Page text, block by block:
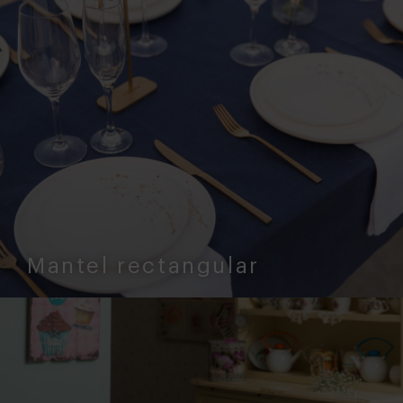
Mantel rectangular